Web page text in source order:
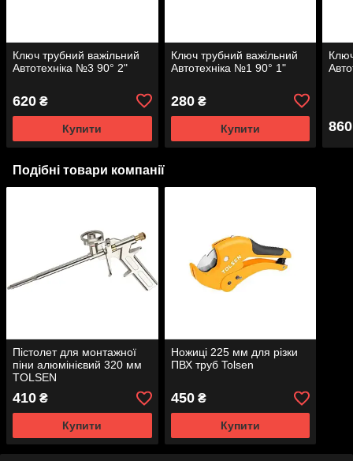
Ключ трубний важільний
Автотехніка №3 90° 2"
620 ₴
Купити
Ключ трубний важільний
Автотехніка №1 90° 1"
280₴
Купити 860
Подібні товари компанії
Пістолет для монтажної
піни алюмінієвий 320 мм
TOLSEN
410 ₴
Купити
Ножиці 225 мм для різки
ПВХ труб Tolsen
450₴
Купити